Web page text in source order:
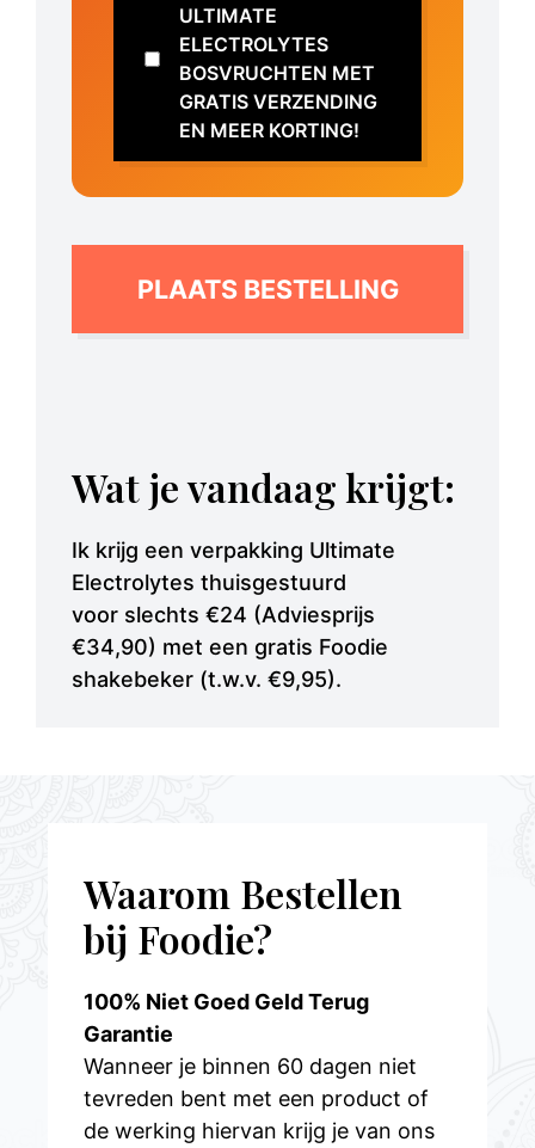
ULTIMATE
ELECTROLYTES
BOSVRUCHTEN MET
GRATIS VERZENDING
EN MEER KORTING!
PLAATS BESTELLING
Wat je vandaag krijgt:
Ik krijg een verpakking Ultimate
Electrolytes thuisgestuurd
voor slechts €24 (Adviesprijs
€34,90) met een gratis Foodie
shakebeker (t.w.v. €9,95).
Waarom Bestellen
bij Foodie?
100% Niet Goed Geld Terug
Garantie
Wanneer je binnen 60 dagen niet
tevreden bent met een product of
de werking hiervan krijg je van ons